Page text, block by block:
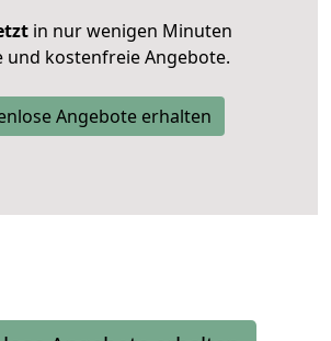
in nur wenigen Minuten
und kostenfreie Angebote.
Angebote erhalten